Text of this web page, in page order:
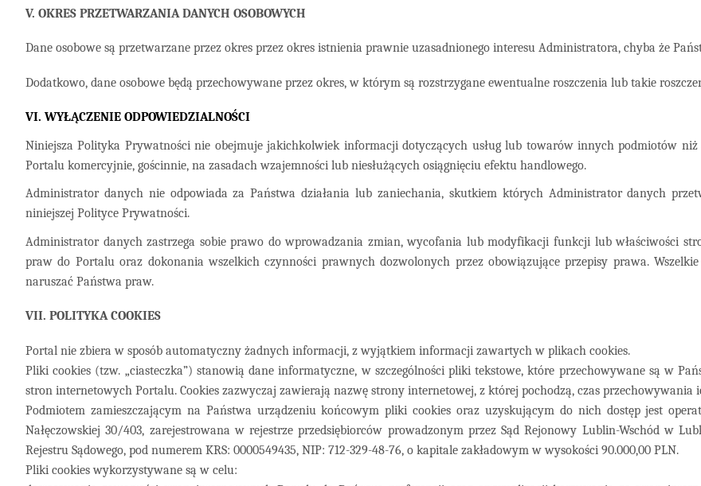
V. OKRES PRZETWARZANIA DANYCH OSOBOWYCH
Dane osobowe są przetwarzane przez okres przez okres istnienia prawnie uzasadnionego interesu Administratora, chyba że
Dodatkowo, dane osobowe będą przechowywane przez okres, w którym są rozstrzygane ewentualne roszczenia lub takie
VI. WYŁĄCZENIE ODPOWIEDZIALNOŚCI
Niniejsza Polityka Prywatności nie obejmuje jakichkolwiek informacji dotyczących usług lub towarów innych podmiotów
Portalu komercyjnie, gościnnie, na zasadach wzajemności lub niesłużących osiągnięciu efektu handlowego.
Administrator danych nie odpowiada za Państwa działania lub zaniechania, skutkiem których Administrator danych
niniejszej Polityce Prywatności.
Administrator danych zastrzega sobie prawo do wprowadzania zmian, wycofania lub modyfikacji funkcji lub właściwości
praw do Portalu oraz dokonania wszelkich czynności prawnych dozwolonych przez obowiązujące przepisy prawa.
naruszać Państwa praw.
VII. POLITYKA COOKIES
Portal nie zbiera w sposób automatyczny żadnych informacji, z wyjątkiem informacji zawartych w plikach cookies.
Pliki cookies (tzw. „ciasteczka”) stanowią dane informatyczne, w szczególności pliki tekstowe, które przechowywane są w
stron internetowych Portalu. Cookies zazwyczaj zawierają nazwę strony internetowej, z której pochodzą, czas
Podmiotem zamieszczającym na Państwa urządzeniu końcowym pliki cookies oraz uzyskującym do nich dostęp jest
Nałęczowskiej 30/403, zarejestrowana w rejestrze przedsiębiorców prowadzonym przez Sąd Rejonowy Lublin-Wschód w
Rejestru Sądowego, pod numerem KRS: 0000549435, NIP: 712-329-48-76, o kapitale zakładowym w wysokości 90.000,00 PLN.
Pliki cookies wykorzystywane są w celu: